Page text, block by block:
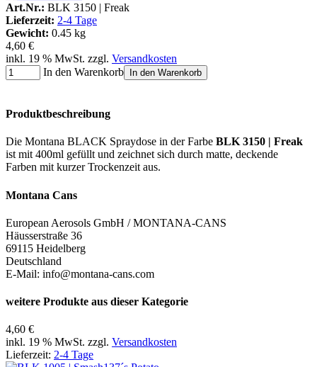
Art.Nr.: BLK 3150 | Freak
Lieferzeit: 2-4 Tage
Gewicht: 0.45 kg
4,60 €
inkl. 19 % MwSt. zzgl. Versandkosten
In den Warenkorb
In den Warenkorb
Produktbeschreibung
Die Montana BLACK Spraydose in der Farbe BLK 3150 | Freak
ist mit 400ml gefüllt und zeichnet sich durch matte, deckende
Farben mit kurzer Trockenzeit aus.
Montana Cans
European Aerosols GmbH / MONTANA-CANS
Häusserstraße 36
69115 Heidelberg
Deutschland
E-Mail: info@montana-cans.com
weitere Produkte aus dieser Kategorie
4,60 €
inkl. 19 % MwSt. zzgl. Versandkosten
Lieferzeit: 2-4 Tage